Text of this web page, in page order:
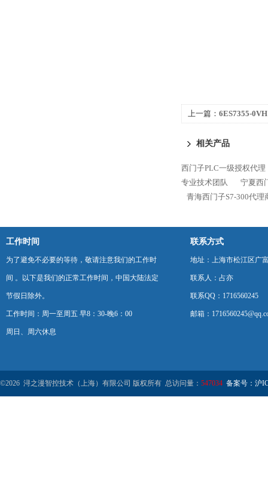
上一篇： 6ES7355-
相关产品
西门子PLC一级授权代理
专业技术团队
宁夏西
青海西门子S7-300代理
工作时间
为了避免不必要的等待，敬请注意我们的工作时
间 。以下是我们的正常工作时间，中国大陆法定
节假日除外。
工作时间：周一至周五 早8：30-晚6：00
周日、周六休息
联系方式
地址：上海市松江区广
联系人：占亦
联系QQ：1716560245
邮箱：
©2026 浔之漫智控技术（上海）有限公司 版权所有 总访问量： 547034 备案号：沪